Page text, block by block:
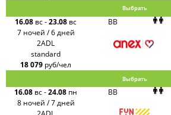
Выбрать
16.08 вс-23.08 вс
7 ночей / 6 дней
BB
2ADL
standard
18 079 руб/чел
Выбрать
16.08 вс-24.08 пн
8 ночей / 7 дней
BB